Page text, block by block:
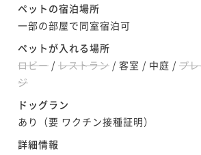
ペットの宿泊場所
一部の部屋で同室宿泊可
ペットが入れる場所
ロビー / レストラン / 客室 / 中庭 / プ
ジ
ドッグラン
あり（要 ワクチン接種証明）
詳細情報